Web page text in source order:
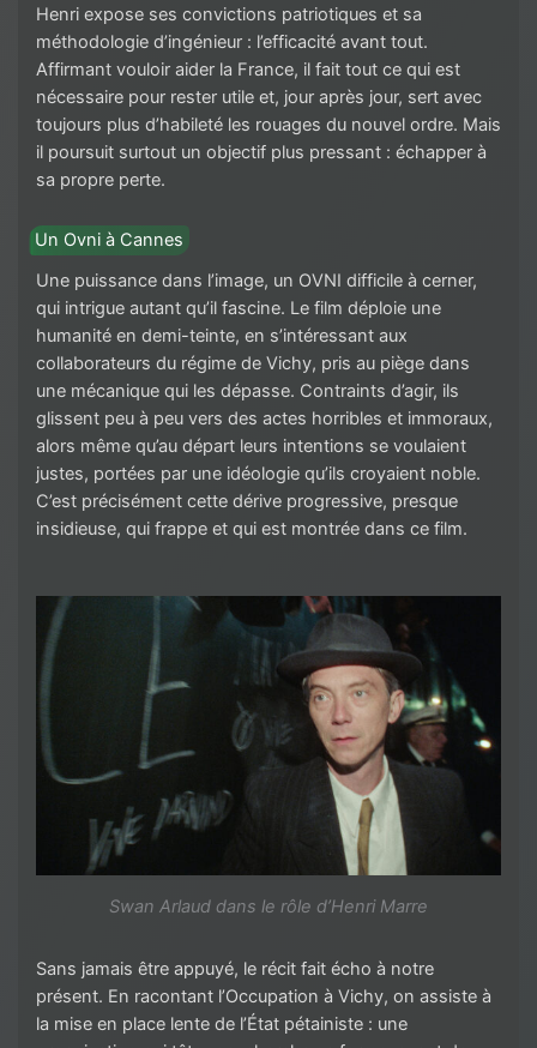
Henri expose ses convictions patriotiques et sa
méthodologie d’ingénieur : l’efficacité avant tout.
Affirmant vouloir aider la France, il fait tout ce qui est
nécessaire pour rester utile et, jour après jour, sert avec
toujours plus d’habileté les rouages du nouvel ordre. Mais
il poursuit surtout un objectif plus pressant : échapper à
sa propre perte.
Un Ovni à Cannes
Une puissance dans l’image, un OVNI difficile à cerner,
qui intrigue autant qu’il fascine. Le film déploie une
humanité en demi-teinte, en s’intéressant aux
collaborateurs du régime de Vichy, pris au piège dans
une mécanique qui les dépasse. Contraints d’agir, ils
glissent peu à peu vers des actes horribles et immoraux,
alors même qu’au départ leurs intentions se voulaient
justes, portées par une idéologie qu’ils croyaient noble.
C’est précisément cette dérive progressive, presque
insidieuse, qui frappe et qui est montrée dans ce film.
Swan Arlaud dans le rôle d’Henri Marre
Sans jamais être appuyé, le récit fait écho à notre
présent. En racontant l’Occupation à Vichy, on assiste à
la mise en place lente de l’État pétainiste : une